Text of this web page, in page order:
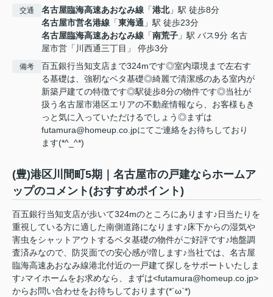
交通 名古屋臨海高速あおなみ線 「港北」駅 徒歩8分
名古屋市営名港線 「東海通 」駅 徒歩23分
名古屋臨海高速あおなみ線 「南荒子 」駅 バス9分 名古
屋市営「川西通三丁目」 停歩3分
備考
百五銀行当知支店まで324mです◎室内環境まで左右す
る基礎は、強靭なベタ基礎◎綺麗で清潔感のある室内が
新築戸建ての特徴です◎駅徒歩8分の物件です◎当社が
扱う名古屋市港区エリアの不動産情報なら、お客様もき
っと気に入っていただけるでしょう◎まずは
futamura@homeup.co.jpにてご連絡をお待ちしており
ます(*^_^*)
(豊)港区川間町5期｜名古屋市の戸建ならホームア
ップのコメント(おすすめポイント)
百五銀行当知支店が歩いて324mのところにあります♪日当たりを
重視している方に適した南側道路になります♪床下からの湿気や
害虫をシャットアウトするベタ基礎の物件がご好評です♪地盤調
査済みなので、防災面での安心感が増します♪当社では、名古屋
臨海高速あおなみ線港北付近の一戸建て探しをサポートいたしま
す♪マイホームをお求めなら、まずは<futamura@homeup.co.jp>
からお問い合わせをお待ちしております(*´ω`*)